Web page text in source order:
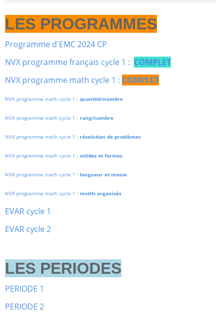
LES PROGRAMMES
Programme d'EMC 2024 CP
NVX programme français cycle 1 : COMPLET
NVX programme math cycle 1 : COMPLET
NVX programme math cycle 1 : quantité/nombre
NVX programme math cycle 1 : rang/nombre
NVX programme math cycle 1 : résolution de problèmes
NVX programme math cycle 1 : solides et formes
NVX programme math cycle 1 : longueur et masse
NVX programme math cycle 1 : motifs organisés
EVAR cycle 1
EVAR cycle 2
LES PERIODES
PERIODE 1
PERIODE 2